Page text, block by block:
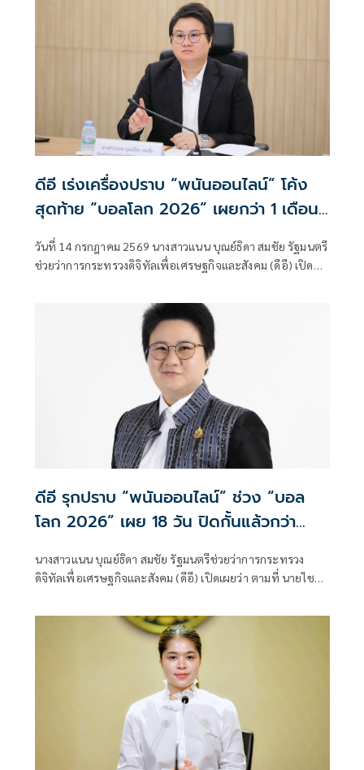
ดีอี เร่งเครื่องปราบ “พนันออนไลน์” โค้ง
สุดท้าย “บอลโลก 2026” เผยกว่า 1 เดือน
ปิดกั้นแล้ว 55,000 URLs
วันที่ 14 กรกฎาคม 2569 นางสาวแนน บุณย์ธิดา สมชัย รัฐมนตรี
ช่วยว่าการกระทรวงดิจิทัลเพื่อเศรษฐกิจและสังคม (ดีอี) เปิด
ดิจิทัลเพื่อเศรษฐกิจและสังคม (ดีอี)
ดีอี รุกปราบ “พนันออนไลน์” ช่วง “บอล
โลก 2026” เผย 18 วัน ปิดกั้นแล้วกว่า
นางสาวแนน บุณย์ธิดา สมชัย รัฐมนตรีช่วยว่าการกระทรวง
ดิจิทัลเพื่อเศรษฐกิจและสังคม (ดีอี) เปิดเผยว่า ตามที่ นายไชย
สังคม (ดีอี) ได้มอบนโยบายการป้องกันและแก้ไขปัญหาภัย
ความมั่นคงและภัยทางสังคม